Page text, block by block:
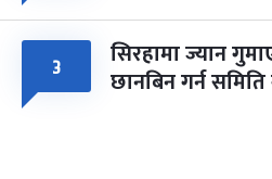
३ सिरहामा ज्यान
छानबिन गर्न